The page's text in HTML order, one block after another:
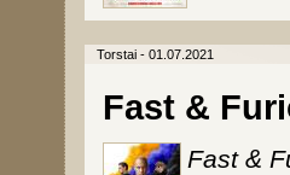
Torstai - 01.07.2021
Fast &
Fast &